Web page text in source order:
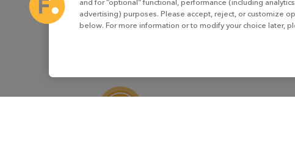
and for “optional” functional, performance (including
advertising) purposes. Please accept, reject, or customize
below. For more information or to modify your choice later,